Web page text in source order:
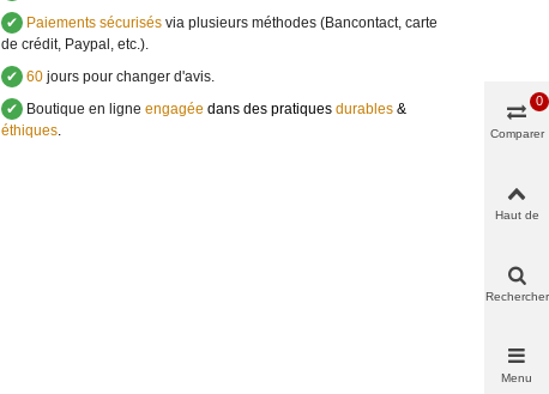
✔ Paiements sécurisésvia plusieurs méthodes (Bancontact, carte
de crédit, Paypal, etc.).
✔ 60jours pour changer d'avis.
✔ Boutique en ligne engagée dans des pratiques durables&
éthiques. Comparer
0
Haut de
Rechercher
Menu